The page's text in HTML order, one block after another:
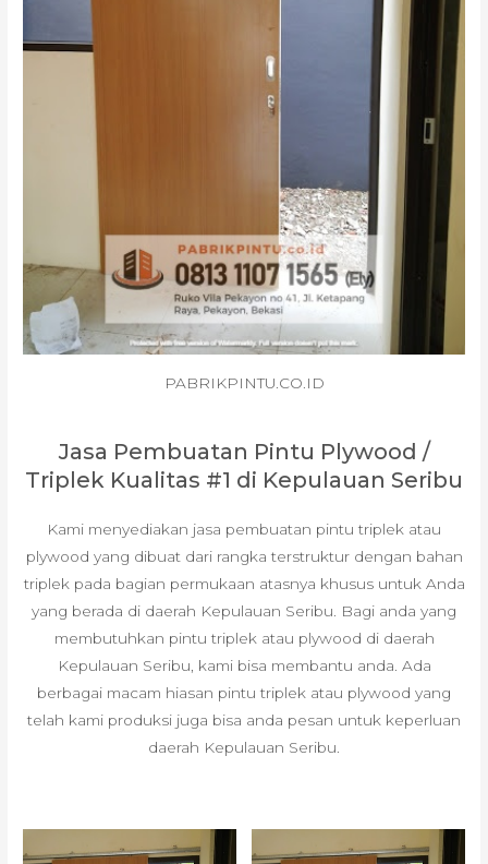
PABRIKPINTU.CO.ID
Jasa Pembuatan Pintu Plywood /
Triplek Kualitas #1 di Kepulauan Seribu
Kami menyediakan jasa pembuatan pintu triplek atau
plywood yang dibuat dari rangka terstruktur dengan bahan
triplek pada bagian permukaan atasnya khusus untuk Anda
yang berada di daerah Kepulauan Seribu. Bagi anda yang
membutuhkan pintu triplek atau plywood di daerah
Kepulauan Seribu, kami bisa membantu anda. Ada
berbagai macam hiasan pintu triplek atau plywood yang
telah kami produksi juga bisa anda pesan untuk keperluan
daerah Kepulauan Seribu.